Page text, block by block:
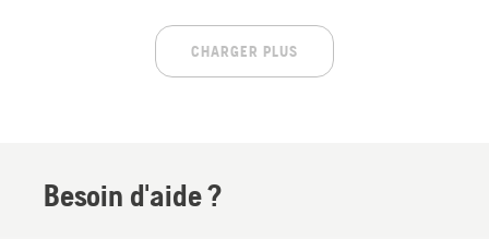
CHARGER PLUS
Besoin d'aide ?